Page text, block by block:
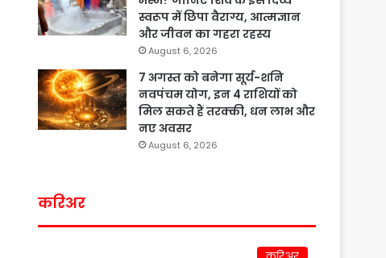
स्वरूप में छिपा वैराग्य, आत्मज्ञान
और जीवन का गहरा रहस्य
August 6, 2026
7 अगस्त को बनेगा सूर्य-शनि
नवपंचम योग, इन 4 राशियों को
मिल सकते हैं तरक्की, धन लाभ और
नए अवसर
August 6, 2026
करिअर